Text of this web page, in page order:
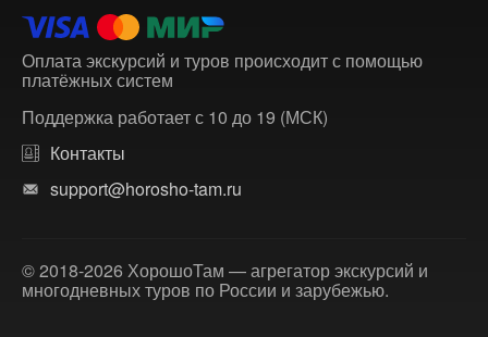
Оплата экскурсий и туров происходит с помощью
платёжных систем
Поддержка работает с 10 до 19 (МСК)
Контакты
support@horosho-tam.ru
© 2018-2026 ХорошоТам — агрегатор экскурсий и
многодневных туров по России и зарубежью.